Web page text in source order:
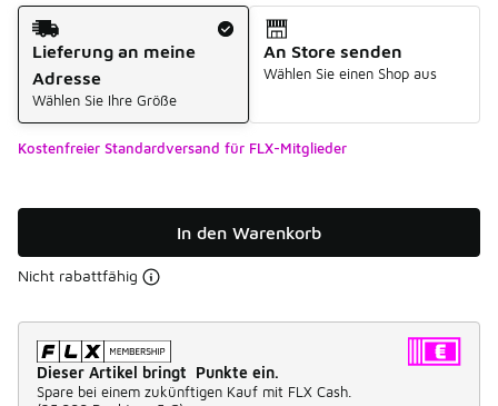
Versandart
Lieferung an meine
Adresse
Wählen Sie Ihre Größe
An Store senden
Wählen Sie einen Shop aus
Kostenfreier Standardversand für FLX-Mitglieder
In den Warenkorb
Nicht rabattfähig
Dieser Artikel bringt Punkte ein.
Spare bei einem zukünftigen Kauf mit FLX Cash.